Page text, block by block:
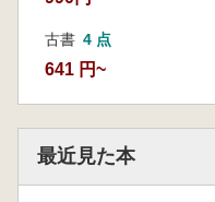
古書 4 点
641 円~
最近見た本